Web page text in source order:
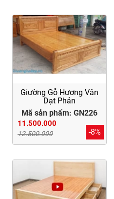
Giường Gỗ Hương Vân
Dạt Phản
Mã sản phẩm: GN226
11.500.000
12.500.000 -8%